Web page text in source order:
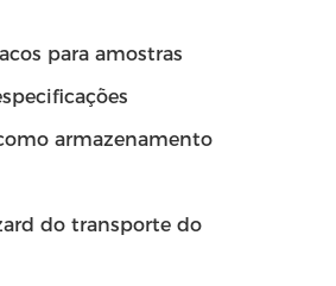
para amostras
armazenamento
do transporte do